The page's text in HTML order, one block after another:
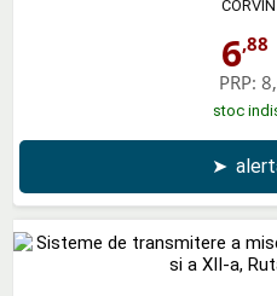
CORVIN
6,88
PRP:
stoc
➤